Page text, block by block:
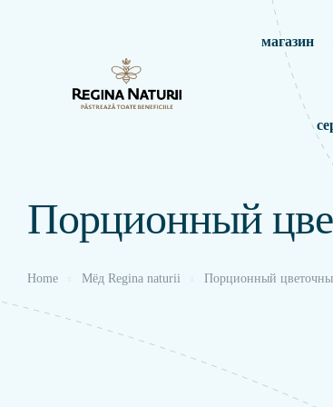
магазин
Порционный
Home Мёд Regina naturii Порционный